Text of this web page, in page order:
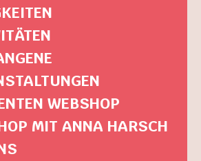
WEBSHOP
MIT ANNA HARSCH